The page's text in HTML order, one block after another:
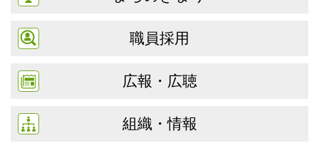
職員採用
広報・広聴
組織・情報